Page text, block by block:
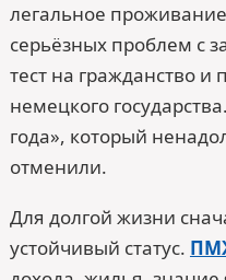
легальное
серьёзных проблем с
тест на гражданство
немецкого
года», который
отменили.
Для долгой жизни
устойчивый статус.